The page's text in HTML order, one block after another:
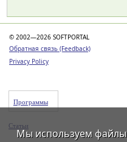
© 2002—2026 SOFTPORTAL
Обратная связь (Feedback)
Privacy Policy
Программы
Статьи
Мы используем файлы